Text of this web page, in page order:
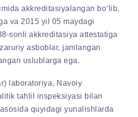
akkreditasiyalangan bo‘lib,
va 2015 yil 05 maydagi
sonli akkreditasiya attestatiga
asboblar, jamlangan
uslublarga ega.
laboratoriya, Navoiy
tahlil inspeksiyasi bilan
quyidagi yunalishlarda